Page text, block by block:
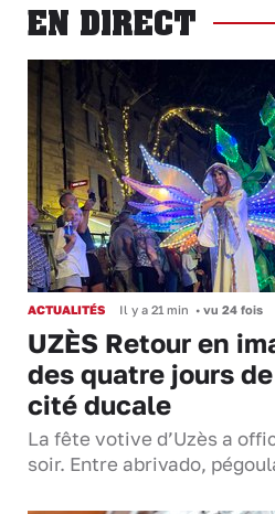
EN DIRECT
ACTUALITÉS Il y a 21 min • vu 24 fois
UZÈS Retour en
des quatre jours
cité ducale
La fête votive d’Uzès a
soir. Entre abrivado,